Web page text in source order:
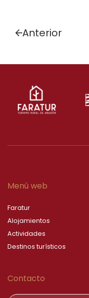
Anterior
Menú web
Faratur
Alojamientos
Actividades
Destinos turísticos
Contacto